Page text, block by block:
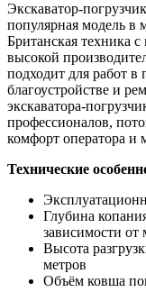
Экскаватор-
популярная модель в
Британская техника
высокой
подходит для работ в
благоустройстве и
экскаватора-
профессионалов,
комфорт оператора и
Технические
Глубина
зависимости
Высота
метров
Объём ковша